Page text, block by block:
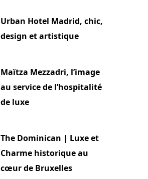
Urban Hotel Madrid, chic,
design et artistique
Maïtza Mezzadri, l’image
au service de l’hospitalité
de luxe
The Dominican | Luxe et
Charme historique au
cœur de Bruxelles